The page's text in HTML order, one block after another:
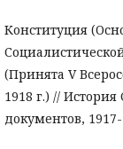
Конституция
(Принята V
1918 г.) //
документов,